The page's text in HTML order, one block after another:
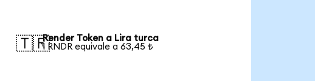
🇹🇷Render Token a Lira turca
1 RNDR equivale a 63,45 ₺